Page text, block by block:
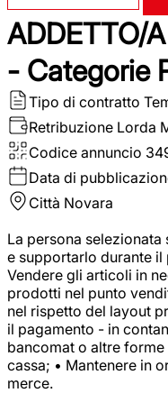
ADDETTO/
- Categorie
Tipo di contratto
Retribuzione Lorda
Codice annuncio
Data di
Città Novara
La persona
e supportarlo durante
Vendere gli articoli in
prodotti nel punto
nel rispetto del layout
il pagamento - in
bancomat o altre
cassa; • Mantenere in
merce.